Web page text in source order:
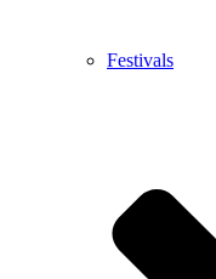
Festivals